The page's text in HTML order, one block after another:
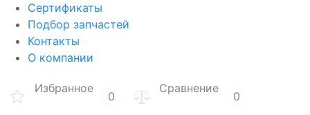
Сертификаты
Подбор запчастей
Контакты
О компании
Избранное
0
Сравнение
0